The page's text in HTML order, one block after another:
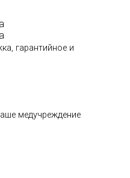
гарантийное и
медучреждение